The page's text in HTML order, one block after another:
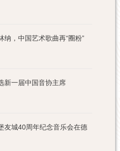
纳，中国艺术歌曲再“圈粉”
新一届中国音协主席
友城40周年纪念音乐会在德